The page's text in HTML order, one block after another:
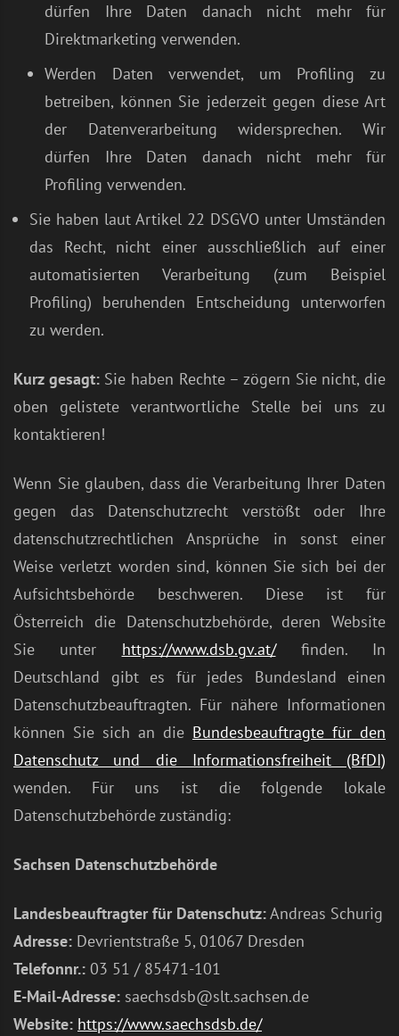
dürfen Ihre Daten danach nicht mehr für
Direktmarketing verwenden.
Werden Daten verwendet, um Profiling zu
betreiben, können Sie jederzeit gegen diese Art
der Datenverarbeitung widersprechen. Wir
dürfen Ihre Daten danach nicht mehr für
Profiling verwenden.
Sie haben laut Artikel 22 DSGVO unter Umständen
das Recht, nicht einer ausschließlich auf einer
automatisierten Verarbeitung (zum Beispiel
Profiling) beruhenden Entscheidung unterworfen
zu werden.
Kurz gesagt:Sie haben Rechte – zögern Sie nicht, die
oben gelistete verantwortliche Stelle bei uns zu
kontaktieren!
Wenn Sie glauben, dass die Verarbeitung Ihrer Daten
gegen das Datenschutzrecht verstößt oder Ihre
datenschutzrechtlichen Ansprüche in sonst einer
Weise verletzt worden sind, können Sie sich bei der
Aufsichtsbehörde beschweren. Diese ist für
Österreich die Datenschutzbehörde, deren Website
Sie unter https://www.dsb.gv.at/finden. In
Deutschland gibt es für jedes Bundesland einen
Datenschutzbeauftragten. Für nähere Informationen
können Sie sich an die Bundesbeauftragte für den
Datenschutz und die Informationsfreiheit (BfDI)
wenden. Für uns ist die folgende lokale
Datenschutzbehörde zuständig:
Sachsen Datenschutzbehörde
Landesbeauftragter für Datenschutz:Andreas Schurig
Adresse: Devrientstraße 5, 01067 Dresden
Telefonnr.: 03 51 / 85471-101
E-Mail-Adresse: saechsdsb@slt.sachsen.de
Website: https://www.saechsdsb.de/